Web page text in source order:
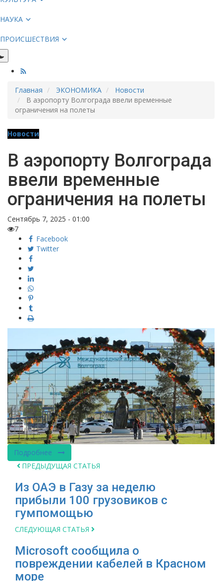
НАУКА
ПРОИСШЕСТВИЯ
Главная ЭКОНОМИКА
Новости
В аэропорту Волгограда ввели временные
ограничения на полеты
Новости
В аэропорту Волгограда
ввели временные
ограничения на полеты
Сентябрь 7, 2025 - 01:00
7
Facebook
Twitter
Подробнее
ПРЕДЫДУЩАЯ СТАТЬЯ
Из ОАЭ в Газу за неделю
прибыли 100 грузовиков с
гумпомощью
СЛЕДУЮЩАЯ СТАТЬЯ
Microsoft сообщила о
повреждении кабелей в Красном
море